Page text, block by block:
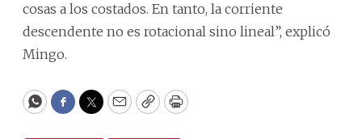
cosas a los costados. En tanto, la corriente
descendente no es rotacional sino lineal”, explicó
Mingo.
WhatsApp
Facebook
Twitter
EmailCopyPrint